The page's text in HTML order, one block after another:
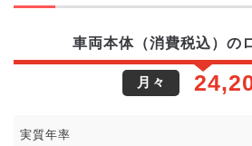
車両本体（消費税込）の
月々
実質年率